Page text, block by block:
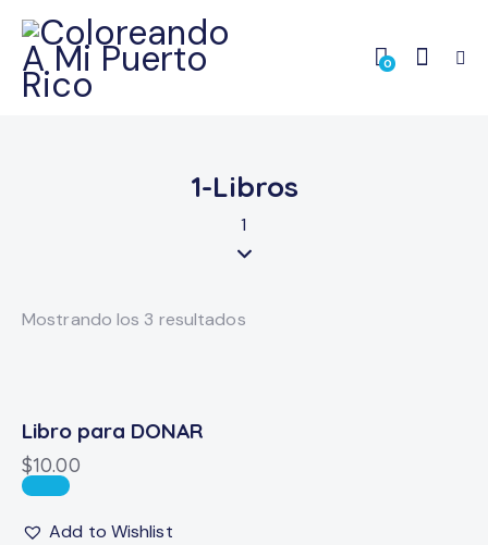
0
1-Libros
1
Mostrando los 3 resultados
Libro para DONAR
$10.00
Add to Wishlist